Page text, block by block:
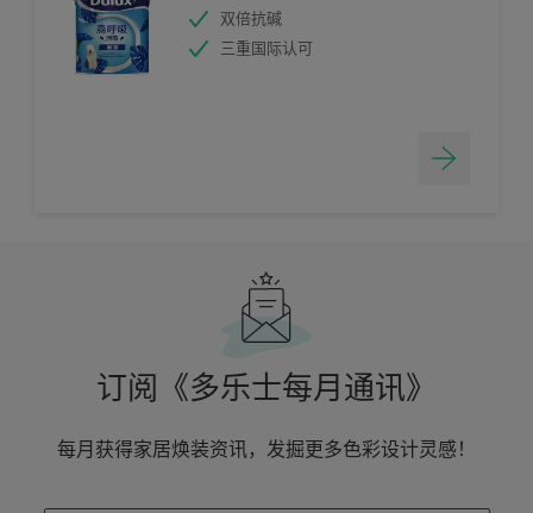
双倍抗碱
三重国际认可
订阅《多乐士每月通讯》
每月获得家居焕装资讯，发掘更多色彩设计灵感！